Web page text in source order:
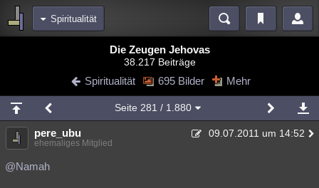
Spiritualität
Diskussionen Blogs Videos
Chat Wiki Neuigkeiten
meine Rubriken
Menschen Wissenschaft Mystery Kriminalfälle
Spiritualität
Die Zeugen Jehovas
38.217 Beiträge
Spiritualität 695 Bilder Mehr
Seite 281 / 1.880
pere_ubu 09.07.2011 um 14:52
ehemaliges Mitglied
@Namah